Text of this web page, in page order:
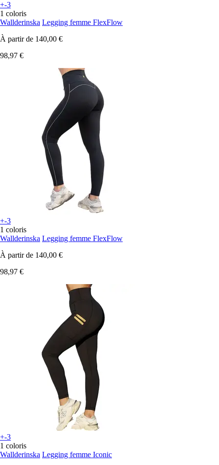
+-3
1 coloris
Wallderinska Legging femme FlexFlow
À partir de 140,00 €
98,97 €
+-3
1 coloris
Wallderinska Legging femme FlexFlow
À partir de 140,00 €
98,97 €
+-3
1 coloris
Wallderinska Legging femme Iconic